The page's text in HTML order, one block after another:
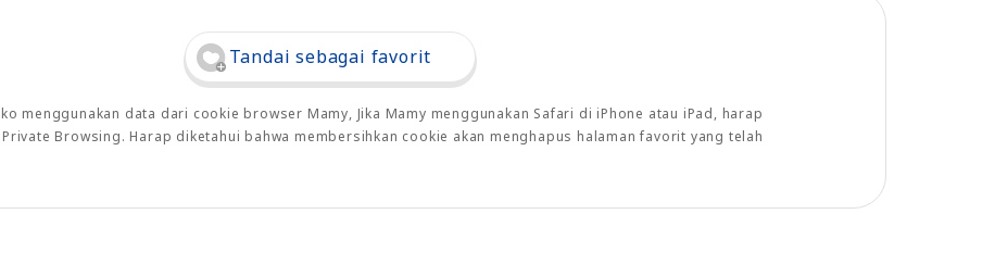
Tandai sebagai favorit
menggunakan data dari cookie browser Mamy, Jika Mamy menggunakan Safari di iPhone atau iPad, harap
Browsing. Harap diketahui bahwa membersihkan cookie akan menghapus halaman favorit yang telah